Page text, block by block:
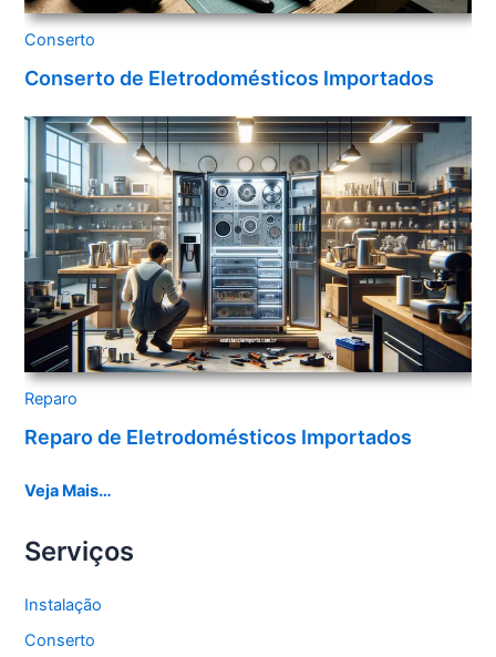
Conserto
Conserto de Eletrodomésticos Importados
Reparo
Reparo de Eletrodomésticos Importados
Veja Mais…
Serviços
Instalação
Conserto